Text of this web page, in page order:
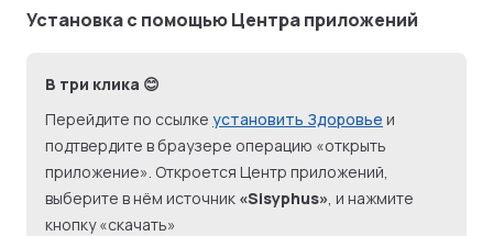
Установка с помощью Центра приложений
В три клика 😊
Перейдите по ссылке установить Здоровье и
подтвердите в браузере операцию «открыть
приложение». Откроется Центр приложений,
выберите в нём источник «Sisyphus», и нажмите
кнопку «скачать»